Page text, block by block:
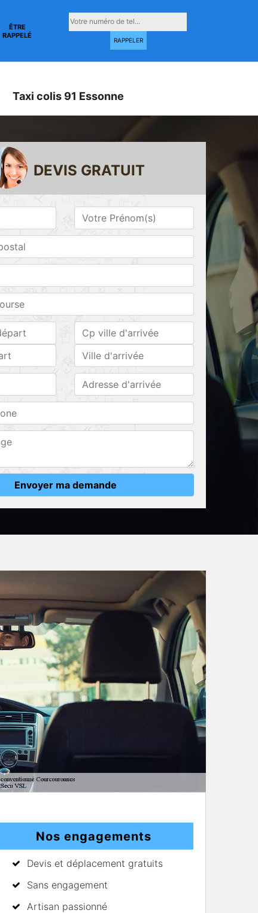
ÊTRE
RAPPELÉ
Taxi colis 91 Essonne
Taxi conventionné
91 Essonne
Taxi gare 91
Essonne
DEVIS GRATUIT
Nos engagements
Devis et déplacement gratuits
Sans engagement
Artisan passionné